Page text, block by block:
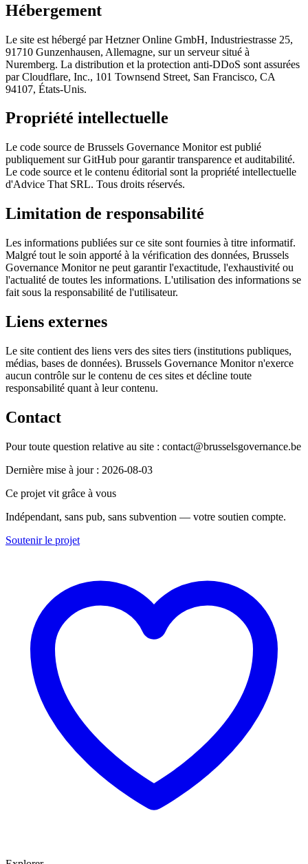
Hébergement
Le site est hébergé par Hetzner Online GmbH, Industriestrasse 25,
91710 Gunzenhausen, Allemagne, sur un serveur situé à
Nuremberg. La distribution et la protection anti-DDoS sont assurées
par Cloudflare, Inc., 101 Townsend Street, San Francisco, CA
94107, États-Unis.
Propriété intellectuelle
Le code source de Brussels Governance Monitor est publié
publiquement sur GitHub pour garantir transparence et auditabilité.
Le code source et le contenu éditorial sont la propriété intellectuelle
d'Advice That SRL. Tous droits réservés.
Limitation de responsabilité
Les informations publiées sur ce site sont fournies à titre informatif.
Malgré tout le soin apporté à la vérification des données, Brussels
Governance Monitor ne peut garantir l'exactitude, l'exhaustivité ou
l'actualité de toutes les informations. L'utilisation des informations se
fait sous la responsabilité de l'utilisateur.
Liens externes
Le site contient des liens vers des sites tiers (institutions publiques,
médias, bases de données). Brussels Governance Monitor n'exerce
aucun contrôle sur le contenu de ces sites et décline toute
responsabilité quant à leur contenu.
Contact
Pour toute question relative au site : contact@brusselsgovernance.be
Dernière mise à jour : 2026-08-03
Ce projet vit grâce à vous
Indépendant, sans pub, sans subvention — votre soutien compte.
Soutenir le projet